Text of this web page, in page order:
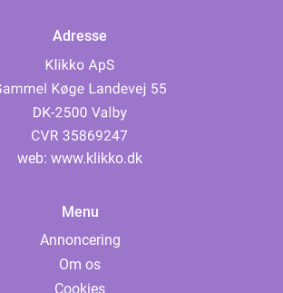
Adresse
web: www.klikko.dk
Menu
Annoncering
Om os
Cookies